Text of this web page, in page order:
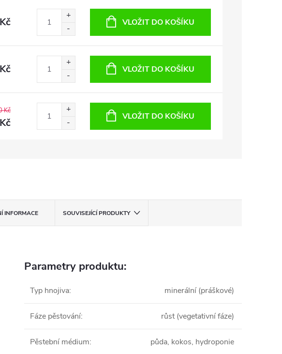
VLOŽIT DO KOŠÍKU
VLOŽIT DO KOŠÍKU
Kč
VLOŽIT DO KOŠÍKU
INFORMACE SOUVISEJÍCÍ PRODUKTY
Parametry produktu:
Typ hnojiva: minerální (práškové)
Fáze pěstování: růst (vegetativní fáze)
Pěstební médium: půda, kokos, hydroponie